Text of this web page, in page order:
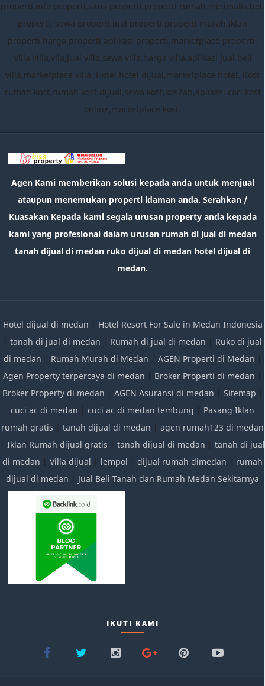
properti,info properti,situs properti,properti rumah minimalis,beli
properti, sewa properti,jual properti,properti murah,iklan
properti,harga properti,aplikasi properti,marketplace properti.
Villa villa,vila,jual villa,sewa villa,harga villa,aplikasi jual beli
villa,marketplace villa. Hotel hotel dijual,marketplace hotel. Kost
rumah kost,rumah kost dijual,sewa kost,kos2an,aplikasi cari kost
online,marketplace kost.
Agen Kami memberikan solusi kepada anda untuk menjual
ataupun menemukan properti idaman anda. Serahkan /
Kuasakan Kepada kami segala urusan property anda kepada
kami yang profesional dalam urusan rumah di jual di medan
tanah dijual di medan ruko dijual di medan hotel dijual di
medan.
Hotel dijual di medan
Hotel Resort For Sale in Medan Indonesia
tanah di jual di medan Rumah di jual di medan
Ruko di jual
di medan
Rumah Murah di Medan AGEN Properti di Medan
Agen Property terpercaya di medan
Broker Properti di medan
Broker Property di medan
AGEN Asuransi di medan Sitemap
cuci ac di medan
cuci ac di medan tembung
Pasang Iklan
rumah gratis
tanah dijual di medan
agen rumah123 di medan
Iklan Rumah dijual gratis tanah dijual di medan
tanah di jual
di medan
Villa dijual lempol dijual rumah dimedan
rumah
dijual di medan
Jual Beli Tanah dan Rumah Medan Sekitarnya
IKUTI KAMI